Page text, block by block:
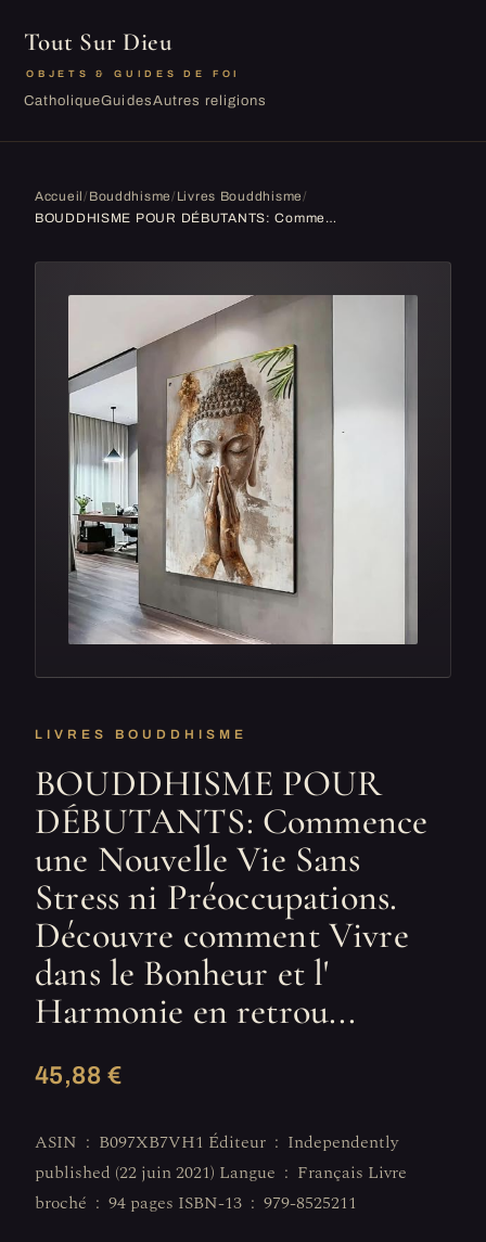
Tout Sur Dieu
OBJETS & GUIDES DE FOI
CatholiqueGuidesAutres religions
Accueil/ Bouddhisme/ Livres Bouddhisme/
BOUDDHISME POUR DÉBUTANTS: Commence une Nouvelle Vie Sans Stress ni Préoccupations. Découvre comment Vivre dans le Bonheur et l' Harmonie en retrou...
LIVRES BOUDDHISME
BOUDDHISME POUR
DÉBUTANTS: Commence
une Nouvelle Vie Sans
Stress ni Préoccupations.
Découvre comment Vivre
dans le Bonheur et l'
Harmonie en retrou...
45,88 €
ASIN ‏ : ‎ B097XB7VH1 Éditeur ‏ : ‎ Independently
published (22 juin 2021) Langue ‏ : ‎ Français Livre
broché ‏ : ‎ 94 pages ISBN-13 ‏ : ‎ 979-8525211